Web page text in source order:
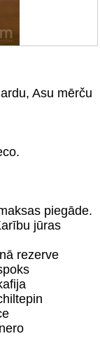
Asu mērču
piegāde.
jūras
rezerve